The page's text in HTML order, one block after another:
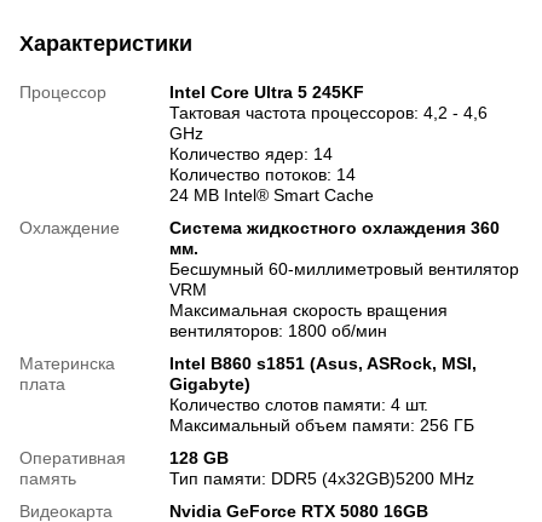
Характеристики
Процессор
Intel Core Ultra 5 245KF
Тактовая частота процессоров: 4,2 - 4,6
GHz
Количество ядер: 14
Количество потоков: 14
24 MB Intel® Smart Cache
Охлаждение
Система жидкостного охлаждения 360
мм.
Бесшумный 60-миллиметровый вентилятор
VRM
Максимальная скорость вращения
вентиляторов: 1800 об/мин
Материнска
плата
Intel B860 s1851 (Asus, ASRock, MSI,
Gigabyte)
Количество слотов памяти: 4 шт.
Максимальный объем памяти: 256 ГБ
Оперативная
память
128 GB
Тип памяти: DDR5 (4x32GB)5200 MHz
Видеокарта
Nvidia GeForce RTX 5080 16GB